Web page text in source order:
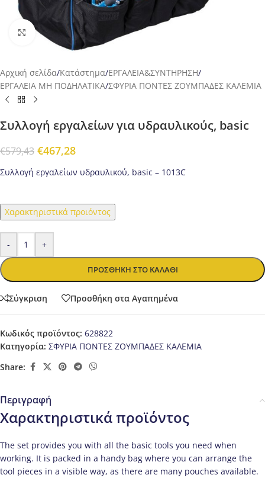
Προβολή
Αρχική σελίδα/Κατάστημα/ΕΡΓΑΛΕΙΑ&ΣΥΝΤΗΡΗΣΗ/
ΕΡΓΑΛΕΙΑ ΜΗ ΠΟΔΗΛΑΤΙΚΑ/ΣΦΥΡΙΑ ΠΟΝΤΕΣ ΖΟΥΜΠΑΔΕΣ ΚΑΛΕΜΙΑ
Συλλογή εργαλείων για υδραυλικούς, basic
€579,43 €467,28
Συλλογή εργαλείων υδραυλικού, basic – 1013C
Χαρακτηριστικά προιόντος
- +
ΠΡΟΣΘΉΚΗ ΣΤΟ ΚΑΛΆΘΙ
Σύγκριση Προσθήκη στα Αγαπημένα
Κωδικός προϊόντος: 628822
Κατηγορία: ΣΦΥΡΙΑ ΠΟΝΤΕΣ ΖΟΥΜΠΑΔΕΣ ΚΑΛΕΜΙΑ
Share:
Περιγραφή
Χαρακτηριστικά προϊόντος
The set provides you with all the basic tools you need when
working. It is packed in a handy bag where you can arrange the
tool pieces in a visible way, as there are many pouches available.